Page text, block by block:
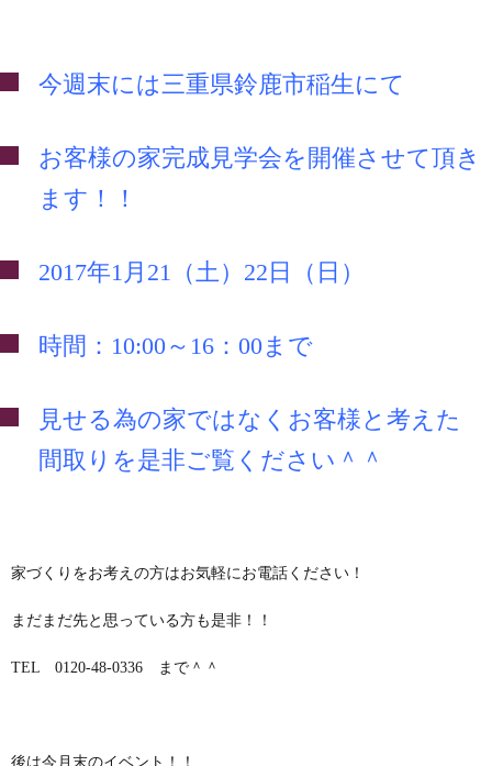
今週末には三重県鈴鹿市稲生にて
お客様の家完成見学会を開催させて頂き
ます！！
2017年1月21（土）22日（日）
時間：10:00～16：00まで
見せる為の家ではなくお客様と考えた
間取りを是非ご覧ください＾＾
家づくりをお考えの方はお気軽にお電話ください！
まだまだ先と思っている方も是非！！
TEL 0120-48-0336 まで＾＾
後は今月末のイベント！！